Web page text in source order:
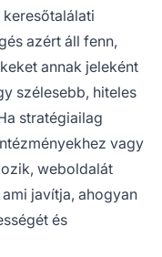
azért áll fenn,
annak jeleként
szélesebb, hiteles
stratégiailag
vagy
weboldalát
javítja, ahogyan
és